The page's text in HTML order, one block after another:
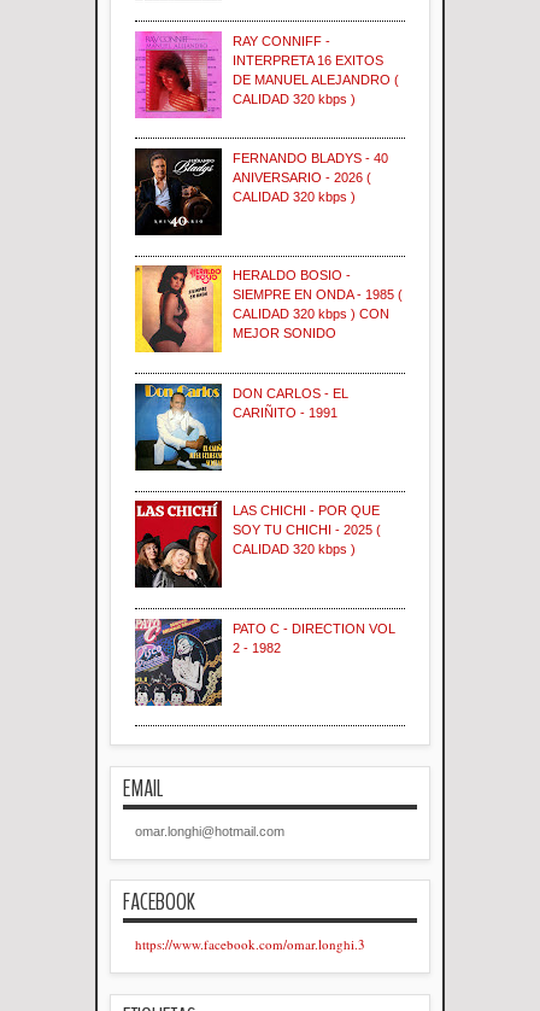
RAY CONNIFF -
INTERPRETA 16 EXITOS
DE MANUEL ALEJANDRO (
CALIDAD 320 kbps )
FERNANDO BLADYS - 40
ANIVERSARIO - 2026 (
CALIDAD 320 kbps )
HERALDO BOSIO -
SIEMPRE EN ONDA - 1985 (
CALIDAD 320 kbps ) CON
MEJOR SONIDO
DON CARLOS - EL
CARIÑITO - 1991
LAS CHICHI - POR QUE
SOY TU CHICHI - 2025 (
CALIDAD 320 kbps )
PATO C - DIRECTION VOL
2 - 1982
EMAIL
omar.longhi@hotmail.com
FACEBOOK
https://www.facebook.com/omar.longhi.3